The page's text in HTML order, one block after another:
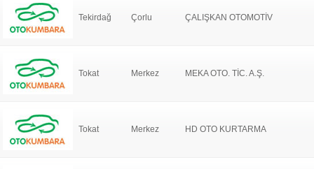
Tekirdağ Çorlu ÇALIŞKAN OTOMOTİV
Tokat Merkez MEKA OTO. TİC. A.Ş.
Tokat Merkez HD OTO KURTARMA